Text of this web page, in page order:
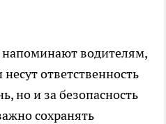
водителям,
несут ответственность
но и за безопасность
сохранять